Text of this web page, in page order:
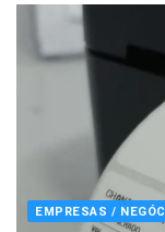
EMPRESAS /